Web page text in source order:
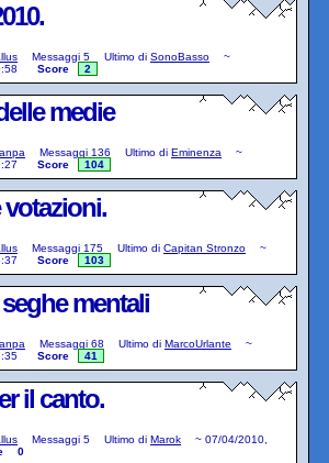
Messaggi 5 Ultimo di SonoBasso
~
Score 2
medie
Messaggi 136 Ultimo di Eminenza
~
Score 104
Messaggi 175 Ultimo di Capitan Stronzo
~
Score 103
mentali
Messaggi 68 Ultimo di MarcoUrlante
~
Score 41
il canto.
Messaggi 5 Ultimo di Marok ~ 07/04/2010,
0